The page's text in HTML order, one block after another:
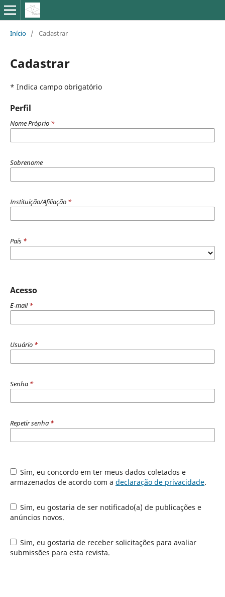
Início / Cadastrar
Cadastrar
* Indica campo obrigatório
Perfil
Nome Próprio *
Sobrenome
Instituição/Afiliação *
País *
Acesso
E-mail*
Usuário *
Senha *
Repetir senha *
Sim, eu concordo em ter meus dados coletados e
armazenados de acordo com a declaração de privacidade.
Sim, eu gostaria de ser notificado(a) de publicações e
anúncios novos.
Sim, eu gostaria de receber solicitações para avaliar
submissões para esta revista.